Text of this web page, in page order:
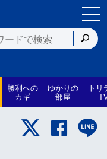
勝利への
カギ
ゆかりの
部屋
トリ